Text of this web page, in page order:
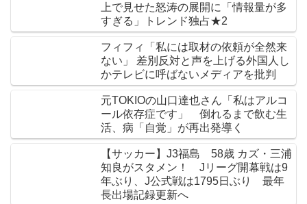
上で見せた怒涛の展開に「情報量が多
すぎる」トレンド独占★2
フィフィ「私には取材の依頼が全然来
ない」 差別反対と声を上げる外国人し
かテレビに呼ばないメディアを批判
元TOKIOの山口達也さん「私はアルコ
ール依存症です」 倒れるまで飲む生
活、病「自覚」が再出発導く
【サッカー】J3福島 58歳 カズ・三浦
知良がスタメン！ Jリーグ開幕戦は9
年ぶり、J公式戦は1795日ぶり 最年
長出場記録更新へ